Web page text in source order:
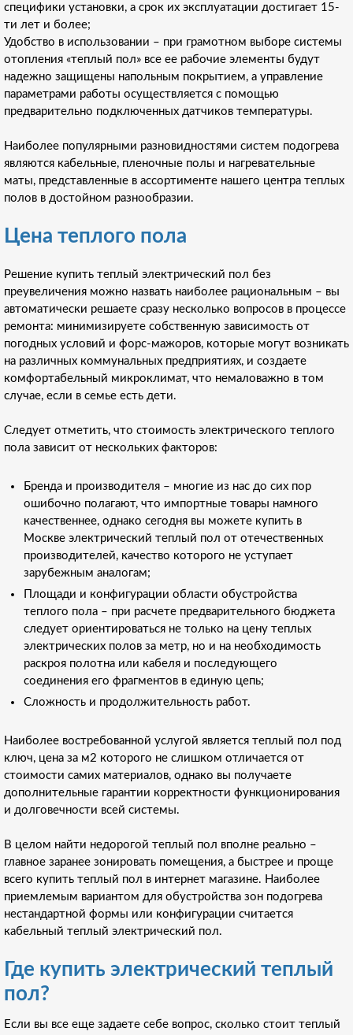
специфики установки, а срок их эксплуатации достигает 15-
ти лет и более;
Удобство в использовании – при грамотном выборе системы
отопления «теплый пол» все ее рабочие элементы будут
надежно защищены напольным покрытием, а управление
параметрами работы осуществляется с помощью
предварительно подключенных датчиков температуры.
Наиболее популярными разновидностями систем подогрева
являются кабельные, пленочные полы и нагревательные
маты, представленные в ассортименте нашего центра теплых
полов в достойном разнообразии.
Цена теплого пола
Решение купить теплый электрический пол без
преувеличения можно назвать наиболее рациональным – вы
автоматически решаете сразу несколько вопросов в процессе
ремонта: минимизируете собственную зависимость от
погодных условий и форс-мажоров, которые могут возникать
на различных коммунальных предприятиях, и создаете
комфортабельный микроклимат, что немаловажно в том
случае, если в семье есть дети.
Следует отметить, что стоимость электрического теплого
пола зависит от нескольких факторов:
Бренда и производителя – многие из нас до сих пор
ошибочно полагают, что импортные товары намного
качественнее, однако сегодня вы можете купить в
Москве электрический теплый пол от отечественных
производителей, качество которого не уступает
зарубежным аналогам;
Площади и конфигурации области обустройства
теплого пола – при расчете предварительного бюджета
следует ориентироваться не только на цену теплых
электрических полов за метр, но и на необходимость
раскроя полотна или кабеля и последующего
соединения его фрагментов в единую цепь;
Сложность и продолжительность работ.
Наиболее востребованной услугой является теплый пол под
ключ, цена за м2 которого не слишком отличается от
стоимости самих материалов, однако вы получаете
дополнительные гарантии корректности функционирования
и долговечности всей системы.
В целом найти недорогой теплый пол вполне реально –
главное заранее зонировать помещения, а быстрее и проще
всего купить теплый пол в интернет магазине. Наиболее
приемлемым вариантом для обустройства зон подогрева
нестандартной формы или конфигурации считается
кабельный теплый электрический пол.
Где купить электрический теплый
пол?
Если вы все еще задаете себе вопрос, сколько стоит теплый